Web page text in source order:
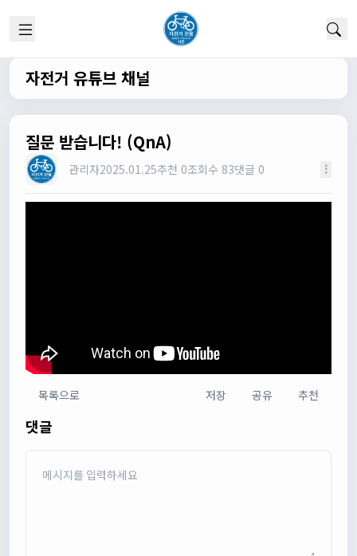
1/22/2025
원행13:19:45
원행13:19:59
새로운 자전거 커뮤니티가 되겠네요
관리자
모두들 환영합니다 :)
타데이포가차13:29:16
다다우운
관리자13:50:05
자전거 유튜브 채널
질문 받습니다! (QnA)
관리자2025.01.25추천 0조회수 83댓글 0
목록으로 저장 공유 추천
댓글